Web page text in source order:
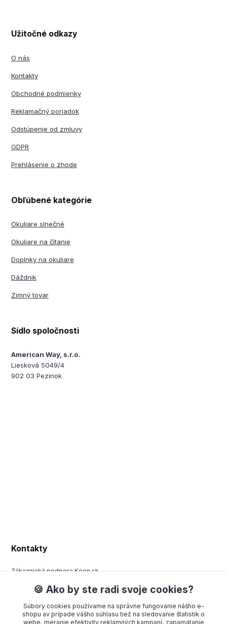
Užitočné odkazy
O nás
Kontakty
Obchodné podmienky
Reklamačný poriadok
Odstúpenie od zmluvy
GDPR
Prehlásenie o zhode
Obľúbené kategórie
Okuliare slnečné
Okuliare na čítanie
Doplnky na okuliare
Dáždnik
Zimný tovar
Sídlo spoločnosti
American Way, s.r.o.
Liesková 5049/4
902 03 Pezinok
Kontakty
Zákaznická podpora Keen.sk
+420 377 443 970
(Po-Pá, 8-15 hod.)
order@americanway.sk
🍪 Ako by ste radi svoje cookies?
Súbory cookies používame na správne fungovanie nášho e-
shopu av prípade vášho súhlasu tiež na sledovanie štatistík o
webe, meranie efektivity reklamných kampaní, zapamätanie